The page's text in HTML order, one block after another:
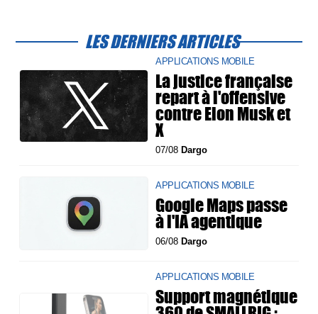
LES DERNIERS ARTICLES
APPLICATIONS MOBILE
La justice française
repart à l'offensive
contre Elon Musk et
X
07/08 Dargo
APPLICATIONS MOBILE
Google Maps passe
à l'IA agentique
06/08 Dargo
APPLICATIONS MOBILE
Support magnétique